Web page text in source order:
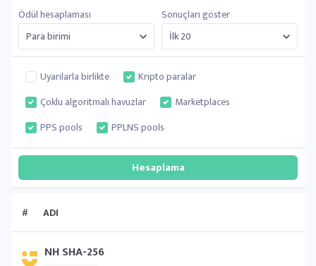
Ödül hesaplaması
Sonuçları göster
Uyarılarla birlikte
Kripto paralar
Çoklu algoritmalı havuzlar
Marketplaces
PPS pools
PPLNS pools
# ADI
NH SHA-256